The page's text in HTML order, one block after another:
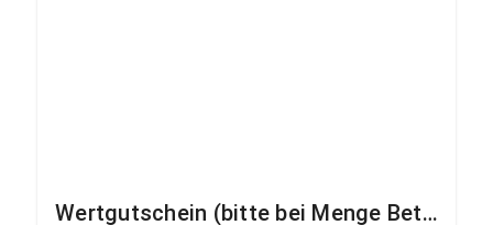
Wertgutschein (bitte bei Menge Betrag eingeben)